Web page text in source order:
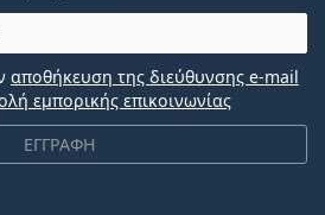
ΕΓΓΡΑΦΗ
αποθήκευση της διεύθυνσης e-mail
εμπορικής επικοινωνίας